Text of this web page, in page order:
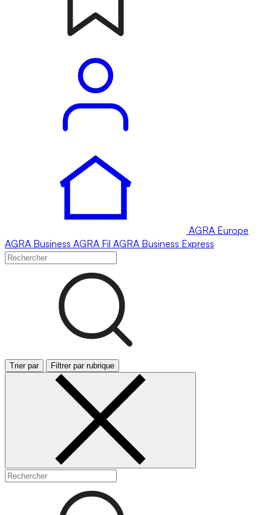
AGRA Europe
AGRA Business AGRA Fil AGRA Business Express
Trier par Filtrer par rubrique